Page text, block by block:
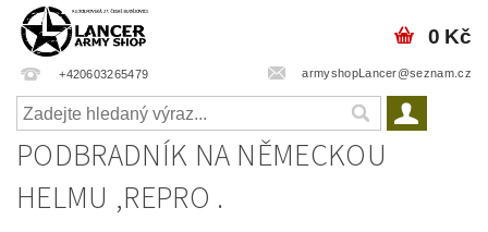
+420603265479 armyshopLancer@seznam.cz
0 Kč
PODBRADNÍK NA NĚMECKOU
HELMU ,REPRO .